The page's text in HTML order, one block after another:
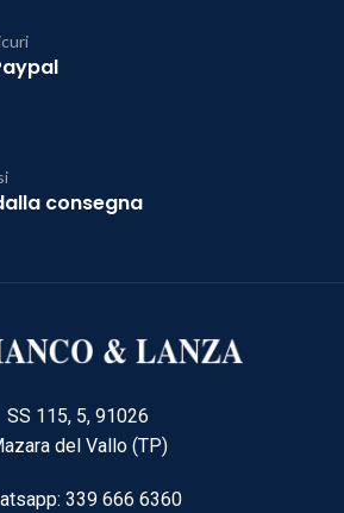
consegna
SS 115, 5, 91026
del Vallo (TP)
339 666 6360